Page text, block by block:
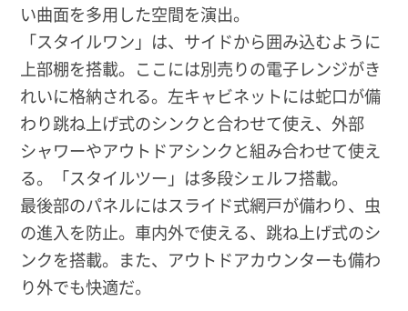
い曲面を多用した空間を演出。
「スタイルワン」は、サイドから囲み込むように
上部棚を搭載。ここには別売りの電子レンジがき
れいに格納される。左キャビネットには蛇口が備
わり跳ね上げ式のシンクと合わせて使え、外部
シャワーやアウトドアシンクと組み合わせて使え
る。「スタイルツー」は多段シェルフ搭載。
最後部のパネルにはスライド式網戸が備わり、虫
の進入を防止。車内外で使える、跳ね上げ式のシ
ンクを搭載。また、アウトドアカウンターも備わ
り外でも快適だ。